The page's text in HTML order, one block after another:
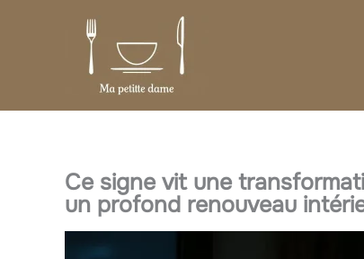
Ce signe vit une
un profond renouveau